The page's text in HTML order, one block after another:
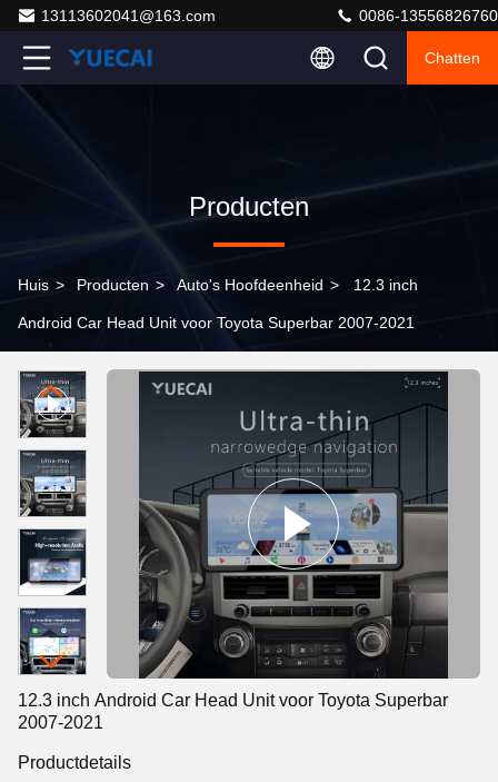
13113602041@163.com 0086-13556826760
Chatten
Producten
Huis > Producten > Auto's Hoofdeenheid > 12.3 inch
Android Car Head Unit voor Toyota Superbar 2007-2021
12.3 inch Android Car Head Unit voor Toyota Superbar
2007-2021
Productdetails